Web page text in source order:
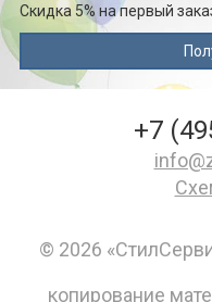
Скидка 5% на первый
+7
© 2026
копирование